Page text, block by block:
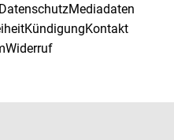
DatenschutzMediadaten
KündigungKontakt
Widerruf